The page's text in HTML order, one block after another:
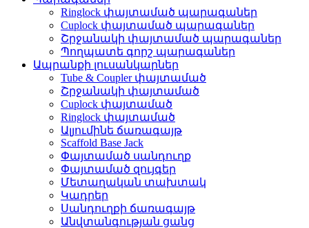
Ringlock փայտամած պարագաներ
Cuplock փայտամած պարագաներ
Շրջանակի փայտամած պարագաներ
Պողպատե գորշ պարագաներ
Ապրանքի լուսանկարներ
Tube & Coupler փայտամած
Շրջանակի փայտամած
Cuplock փայտամած
Ringlock փայտամած
Ալյումինե ճառագայթ
Scaffold Base Jack
Փայտամած սանդուղք
Փայտամած զույգեր
Մետաղական տախտակ
Կադրեր
Սանդուղքի ճառագայթ
Անվտանգության ցանց